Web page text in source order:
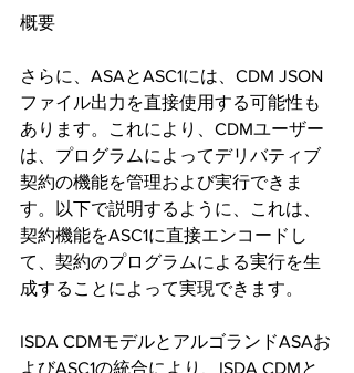
概要
さらに、ASAとASC1には、CDM JSON
ファイル出力を直接使用する可能性も
あります。これにより、CDMユーザー
は、プログラムによってデリバティブ
契約の機能を管理および実行できま
す。以下で説明するように、これは、
契約機能をASC1に直接エンコードし
て、契約のプログラムによる実行を生
成することによって実現できます。
ISDA CDMモデルとアルゴランドASAお
よびASC1の統合により、ISDA CDMと